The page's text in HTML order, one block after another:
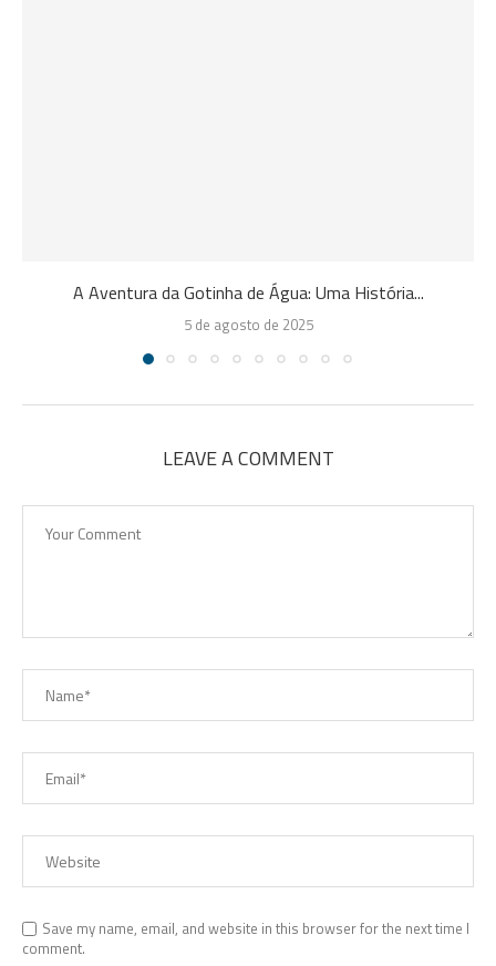
A Aventura da Gotinha de Água: Uma História...
5 de agosto de 2025
LEAVE A COMMENT
Save my name, email, and website in this browser for the next time I
comment.